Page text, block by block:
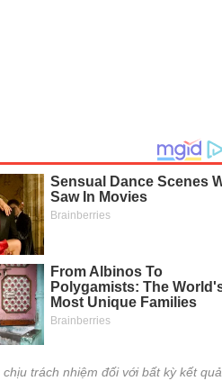
trách nhiệm đối với bất kỳ kết quả